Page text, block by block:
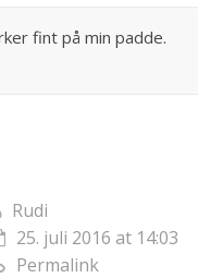
fint på min padde.
Rudi
25. juli 2016 at 14:03
Permalink